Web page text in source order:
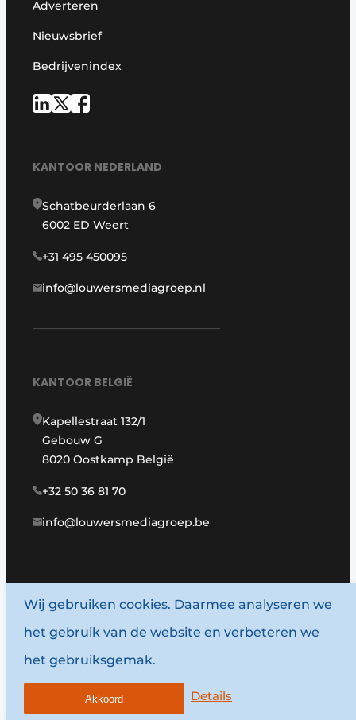
Adverteren
Nieuwsbrief
Bedrijvenindex
KANTOOR NEDERLAND
Schatbeurderlaan 6
6002 ED Weert
+31 495 450095
info@louwersmediagroep.nl
KANTOOR BELGIË
Kapellestraat 132/1
Gebouw G
8020 Oostkamp België
+32 50 36 81 70
info@louwersmediagroep.be
www.louwersmediagroep.com
© 1987 - 2026 Louwersmediagroep.
Algemene voorwaarden
Wij gebruiken cookies. Daarmee analyseren we
het gebruik van de website en verbeteren we
het gebruiksgemak.
Details
Akkoord